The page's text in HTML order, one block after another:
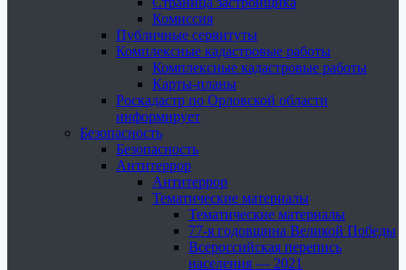
Комиссия
Публичные сервитуты
Комплексные кадастровые работы
Комплексные кадастровые работы
Карты-планы
Роскадастр по Орловской области
информирует
Безопасность
Безопасность
Антитеррор
Антитеррор
Тематические материалы
Тематические материалы
77-я годовщина Великой Победы
Всероссийская перепись
населения — 2021